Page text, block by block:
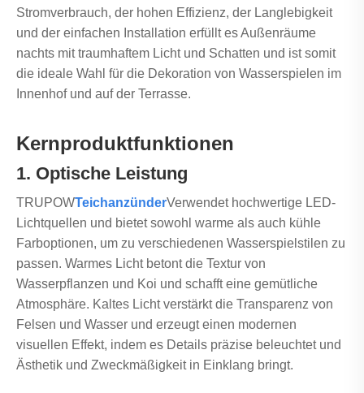
Stromverbrauch, der hohen Effizienz, der Langlebigkeit
und der einfachen Installation erfüllt es Außenräume
nachts mit traumhaftem Licht und Schatten und ist somit
die ideale Wahl für die Dekoration von Wasserspielen im
Innenhof und auf der Terrasse.
Kernproduktfunktionen
1. Optische Leistung
TRUPOWTeichanzünderVerwendet hochwertige LED-
Lichtquellen und bietet sowohl warme als auch kühle
Farboptionen, um zu verschiedenen Wasserspielstilen zu
passen. Warmes Licht betont die Textur von
Wasserpflanzen und Koi und schafft eine gemütliche
Atmosphäre. Kaltes Licht verstärkt die Transparenz von
Felsen und Wasser und erzeugt einen modernen
visuellen Effekt, indem es Details präzise beleuchtet und
Ästhetik und Zweckmäßigkeit in Einklang bringt.